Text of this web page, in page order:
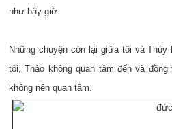
như bây giờ.
Những chuyện còn lại giữa tôi và
tôi, Thảo không quan tâm đến và
không nên quan tâm.